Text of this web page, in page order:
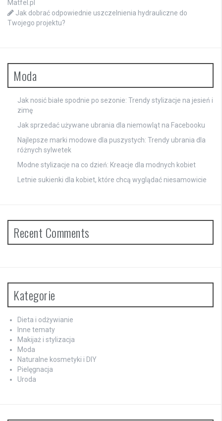
Matfel.pl
Jak dobrać odpowiednie uszczelnienia hydrauliczne do
Twojego projektu?
Moda
Jak nosić białe spodnie po sezonie: Trendy stylizacje na jesień i
zimę
Jak sprzedać używane ubrania dla niemowląt na Facebooku
Najlepsze marki modowe dla puszystych: Trendy ubrania dla
różnych sylwetek
Modne stylizacje na co dzień: Kreacje dla modnych kobiet
Letnie sukienki dla kobiet, które chcą wyglądać niesamowicie
Recent Comments
Kategorie
Dieta i odżywianie
Inne tematy
Makijaż i stylizacja
Moda
Naturalne kosmetyki i DIY
Pielęgnacja
Uroda